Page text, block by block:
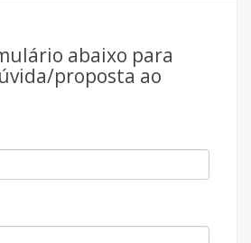
abaixo para
proposta ao